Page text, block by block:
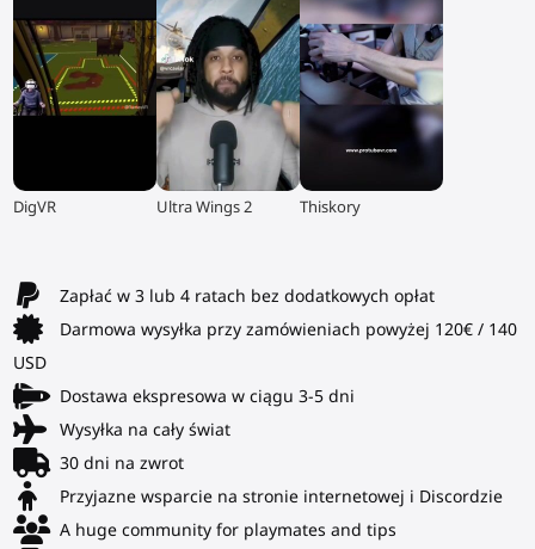
▶
DigVR ▶
Ultra Wings 2 ▶
Thiskory
Zapłać w 3 lub 4 ratach bez dodatkowych opłat
Darmowa wysyłka przy zamówieniach powyżej 120€ / 140
USD
Dostawa ekspresowa w ciągu 3-5 dni
Wysyłka na cały świat
30 dni na zwrot
Przyjazne wsparcie na stronie internetowej i Discordzie
A huge community for playmates and tips